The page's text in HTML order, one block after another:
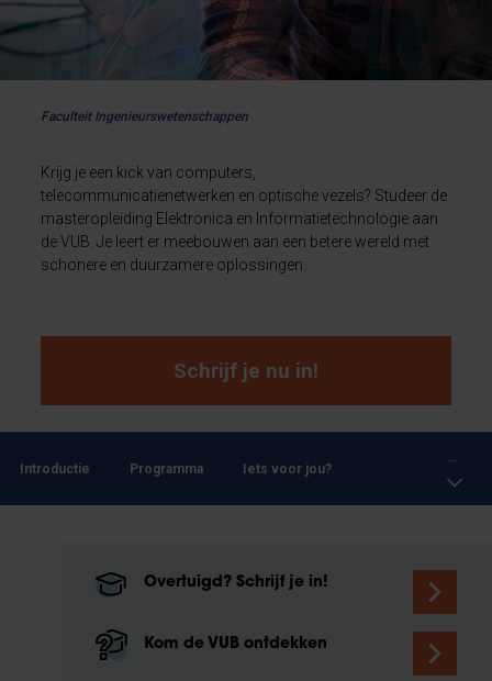
Faculteit Ingenieurswetenschappen
Krijg je een kick van computers,
telecommunicatienetwerken en optische vezels? Studeer de
masteropleiding Elektronica en Informatietechnologie aan
de VUB. Je leert er meebouwen aan een betere wereld met
schonere en duurzamere oplossingen.
Schrijf je nu in!
Introductie Programma Iets voor jou?
Overtuigd? Schrijf je in!
Kom de VUB ontdekken